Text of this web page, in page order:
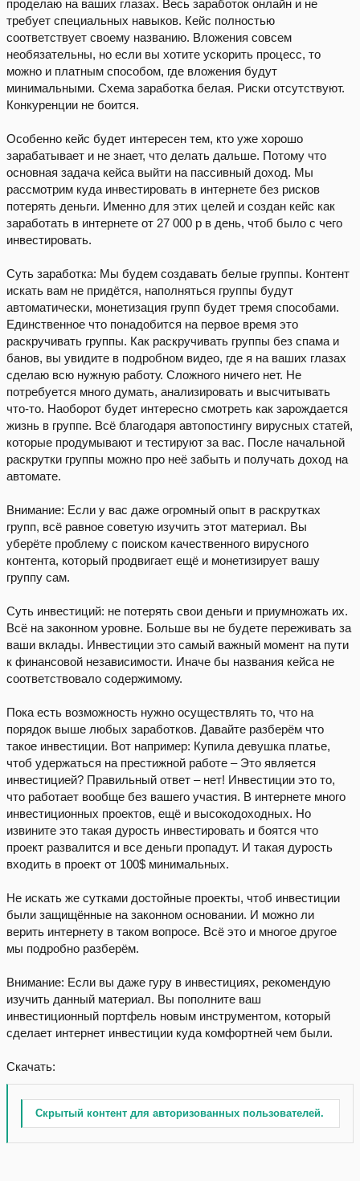
проделаю на ваших глазах. Весь заработок онлайн и не
требует специальных навыков. Кейс полностью
соответствует своему названию. Вложения совсем
необязательны, но если вы хотите ускорить процесс, то
можно и платным способом, где вложения будут
минимальными. Схема заработка белая. Риски отсутствуют.
Конкуренции не боится.
Особенно кейс будет интересен тем, кто уже хорошо
зарабатывает и не знает, что делать дальше. Потому что
основная задача кейса выйти на пассивный доход. Мы
рассмотрим куда инвестировать в интернете без рисков
потерять деньги. Именно для этих целей и создан кейс как
заработать в интернете от 27 000 р в день, чтоб было с чего
инвестировать.
Суть заработка: Мы будем создавать белые группы. Контент
искать вам не придётся, наполняться группы будут
автоматически, монетизация групп будет тремя способами.
Единственное что понадобится на первое время это
раскручивать группы. Как раскручивать группы без спама и
банов, вы увидите в подробном видео, где я на ваших глазах
сделаю всю нужную работу. Сложного ничего нет. Не
потребуется много думать, анализировать и высчитывать
что-то. Наоборот будет интересно смотреть как зарождается
жизнь в группе. Всё благодаря автопостингу вирусных статей,
которые продумывают и тестируют за вас. После начальной
раскрутки группы можно про неё забыть и получать доход на
автомате.
Внимание: Если у вас даже огромный опыт в раскрутках
групп, всё равное советую изучить этот материал. Вы
уберёте проблему с поиском качественного вирусного
контента, который продвигает ещё и монетизирует вашу
группу сам.
Суть инвестиций: не потерять свои деньги и приумножать их.
Всё на законном уровне. Больше вы не будете переживать за
ваши вклады. Инвестиции это самый важный момент на пути
к финансовой независимости. Иначе бы названия кейса не
соответствовало содержимому.
Пока есть возможность нужно осуществлять то, что на
порядок выше любых заработков. Давайте разберём что
такое инвестиции. Вот например: Купила девушка платье,
чтоб удержаться на престижной работе – Это является
инвестицией? Правильный ответ – нет! Инвестиции это то,
что работает вообще без вашего участия. В интернете много
инвестиционных проектов, ещё и высокодоходных. Но
извините это такая дурость инвестировать и боятся что
проект развалится и все деньги пропадут. И такая дурость
входить в проект от 100$ минимальных.
Не искать же сутками достойные проекты, чтоб инвестиции
были защищённые на законном основании. И можно ли
верить интернету в таком вопросе. Всё это и многое другое
мы подробно разберём.
Внимание: Если вы даже гуру в инвестициях, рекомендую
изучить данный материал. Вы пополните ваш
инвестиционный портфель новым инструментом, который
сделает интернет инвестиции куда комфортней чем были.
Скачать:
Скрытый контент для авторизованных пользователей.